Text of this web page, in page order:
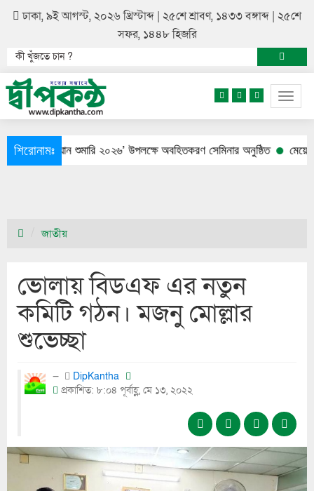
ঢাকা, ৯ই আগস্ট, ২০২৬ খ্রিস্টাব্দ | ২৫শে শ্রাবণ, ১৪৩৩ বঙ্গাব্দ | ২৫শে
সফর, ১৪৪৮ হিজরি
শিরোনামঃ
নৌযান শুমারি ২০২৬’ উপলক্ষে অবহিতকরণ সেমিনার অনুষ্ঠিত মেয়ের
জাতীয়
ভোলায় বিডএফ এর নতুন
কমিটি গঠন। মজনু মোল্লার
শুভেচ্ছা
DipKantha
প্রকাশিত: ৮:০৪ পূর্বাহ্ণ, মে ১৩, ২০২২